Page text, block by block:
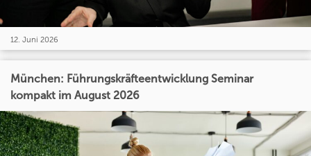
12. Juni 2026
München: Führungskräfteentwicklung Seminar
kompakt im August 2026